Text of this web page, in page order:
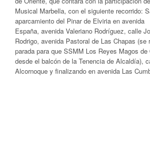
Musical Marbella, con el siguiente recorrido:
aparcamiento del Pinar de Elviria en avenida
España, avenida Valeriano Rodríguez, calle
Rodrigo, avenida Pastoral de Las Chapas (se
parada para que SSMM Los Reyes Magos de
desde el balcón de la Tenencia de Alcaldía),
Alcornoque y finalizando en avenida Las